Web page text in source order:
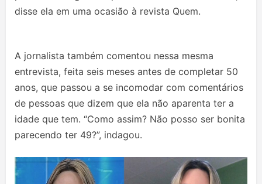
disse ela em uma ocasião à revista Quem.
A jornalista também comentou nessa mesma
entrevista, feita seis meses antes de completar 50
anos, que passou a se incomodar com comentários
de pessoas que dizem que ela não aparenta ter a
idade que tem. “Como assim? Não posso ser bonita
parecendo ter 49?”, indagou.